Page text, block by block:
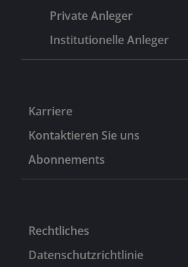
Private Anleger
Institutionelle Anleger
Karriere
Kontaktieren Sie uns
Abonnements
Rechtliches
Datenschutzrichtlinie